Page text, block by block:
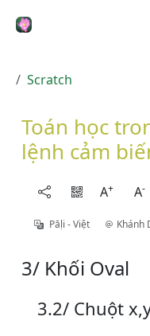
Scratch
Toán học
lệnh cảm
A+ A-
Pāḷi - Việt Khánh
3/ Khối Oval
3.2/ Chuột